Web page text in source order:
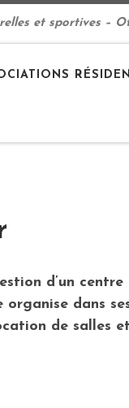
et sportives –
d’un
organise dans
de salles